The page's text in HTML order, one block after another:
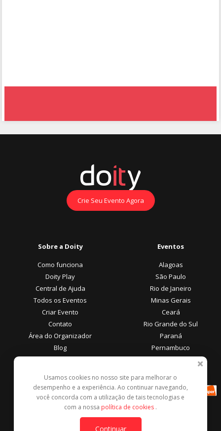
Crie Seu Evento Agora
Sobre a Doity
Como funciona
Doity Play
Central de Ajuda
Todos os Eventos
Criar Evento
Contato
Área do Organizador
Blog
Eventos
Alagoas
São Paulo
Rio de Janeiro
Minas Gerais
Ceará
Rio Grande do Sul
Paraná
Pernambuco
Área do Participante
Central de Ajuda
Denunciar este evento
Formas de Pagamento
Usamos cookies no nosso site para melhorar o
desempenho e a experiência. Ao continuar navegando,
você concorda com a utilização de tais tecnologias e
com a nossa política de cookies .
Continuar